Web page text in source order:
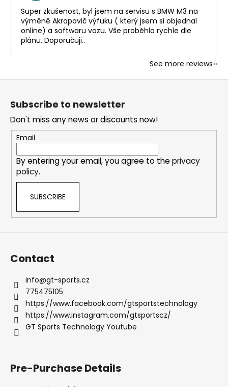
Super zkušenost, byl jsem na servisu s BMW M3 na
výměně Akrapovič výfuku ( který jsem si objednal
online) a softwaru vozu. Vše proběhlo rychle dle
plánu. Doporučuji..
See more reviews
Subscribe to newsletter
Don't miss any news or discounts now!
Email
By entering your email, you agree to theprivacy
policy.
SUBSCRIBE
Contact
info@gt-sports.cz
775475105
https://www.facebook.com/gtsportstechnology
https://www.instagram.com/gtsportscz/
GT Sports Technology Youtube
Pre-Purchase Details